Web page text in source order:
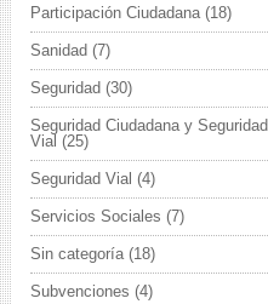
Participación Ciudadana(18)
Sanidad (7)
Seguridad (30)
Seguridad Ciudadana y Seguridad
Vial (25)
Seguridad Vial (4)
Servicios Sociales (7)
Sin categoría(18)
Subvenciones (4)